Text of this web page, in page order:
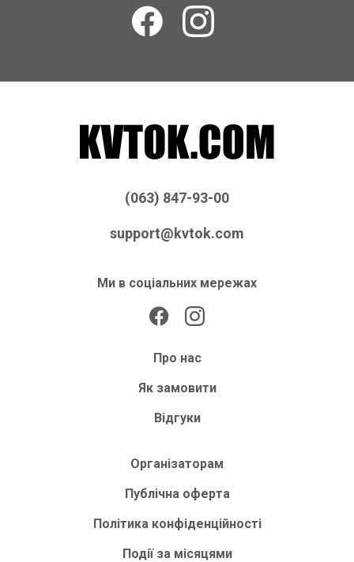
(063) 847-93-00
support@kvtok.com
Ми в соціальних мережах
Про нас
Як замовити
Відгуки
Організаторам
Публічна оферта
Політика конфіденційності
Події за місяцями